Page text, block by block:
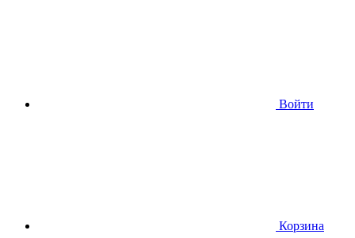
Войти
Корзина